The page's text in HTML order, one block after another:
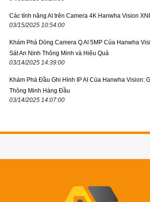
Các tính năng AI trên Camera 4K Hanwha Vision
03/15/2025 10:54:00
Khám Phá Dòng Camera Q AI 5MP Của Hanwha
Sát An Ninh Thông Minh và Hiệu Quả
03/14/2025 14:39:00
Khám Phá Đầu Ghi Hình IP AI Của Hanwha Vision:
Thông Minh Hàng Đầu
03/14/2025 14:07:00